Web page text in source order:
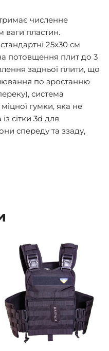
численне
ваги пластин.
25х30 см
потовщення плит до 3
задньої плити, що
по зростанню
система
гумки, яка не
сітки 3d для
спереду та ззаду,